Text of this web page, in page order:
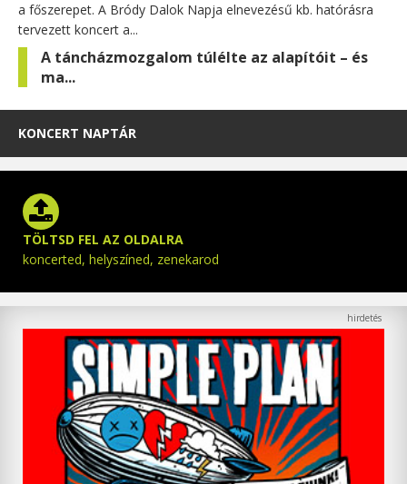
a főszerepet. A Bródy Dalok Napja elnevezésű kb. hatórásra
tervezett koncert a...
A táncházmozgalom túlélte az alapítóit – és
ma...
KONCERT NAPTÁR
TÖLTSD FEL AZ OLDALRA
koncerted, helyszíned, zenekarod